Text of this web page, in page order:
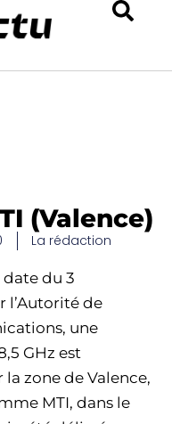
(Valence)
La rédaction
date du 3
l’Autorité de
une
GHz est
la zone de Valence,
MTI, dans le